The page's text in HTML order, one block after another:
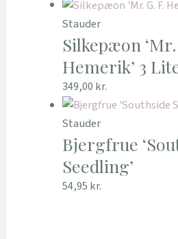
Stauder
Silkepæon ‘Mr.
Hemerik’ 3
349,00 kr.
Stauder
Bjergfrue
Seedling’
54,95 kr.